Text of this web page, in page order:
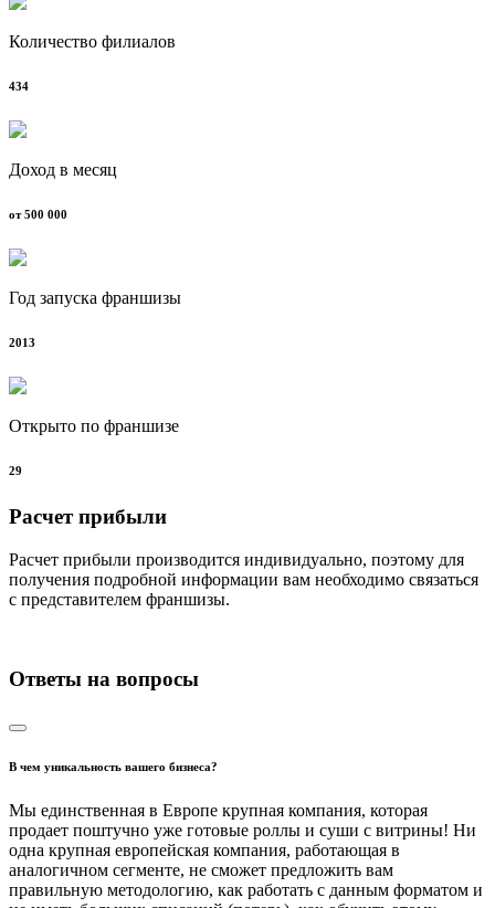
Количество филиалов
434
Доход в месяц
от 500 000
Год запуска франшизы
2013
Открыто по франшизе
29
Расчет прибыли
Расчет прибыли производится индивидуально, поэтому для
получения подробной информации вам необходимо связаться
с представителем франшизы.
Ответы на вопросы
В чем уникальность вашего бизнеса?
Мы единственная в Европе крупная компания, которая
продает поштучно уже готовые роллы и суши с витрины! Ни
одна крупная европейская компания, работающая в
аналогичном сегменте, не сможет предложить вам
правильную методологию, как работать с данным форматом и